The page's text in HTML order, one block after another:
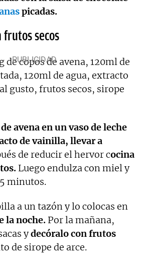
picadas.
frutos secos
de copos de avena, 120ml de
120ml de agua, extracto
gusto, frutos secos, sirope
avena en un vaso de leche
de vainilla, llevar a
de reducir el hervor cocina
Luego endulza con miel y
minutos.
a un tazón y lo colocas en
la noche. Por la mañana,
ydecóralo con frutos
de sirope de arce.